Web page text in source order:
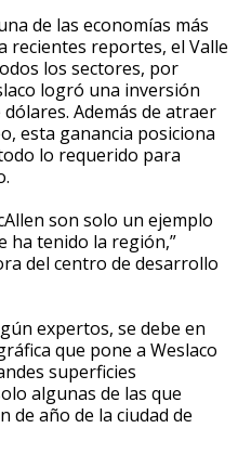
de las economías más
recientes reportes, el Valle
los sectores, por
logró una inversión
Además de atraer
esta ganancia posiciona
lo requerido para
son solo un ejemplo
ha tenido la región,”
del centro de desarrollo
expertos, se debe en
que pone a Weslaco
superficies
algunas de las que
de año de la ciudad de